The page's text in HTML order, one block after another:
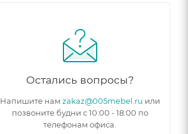
Остались вопросы?
Напишите нам zakaz@005mebel.ru или
позвоните будни с 10:00 - 18:00 по
телефонам офиса.